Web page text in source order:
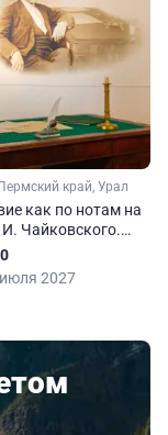
край, Урал
как по нотам на
Чайковского.
—
2027